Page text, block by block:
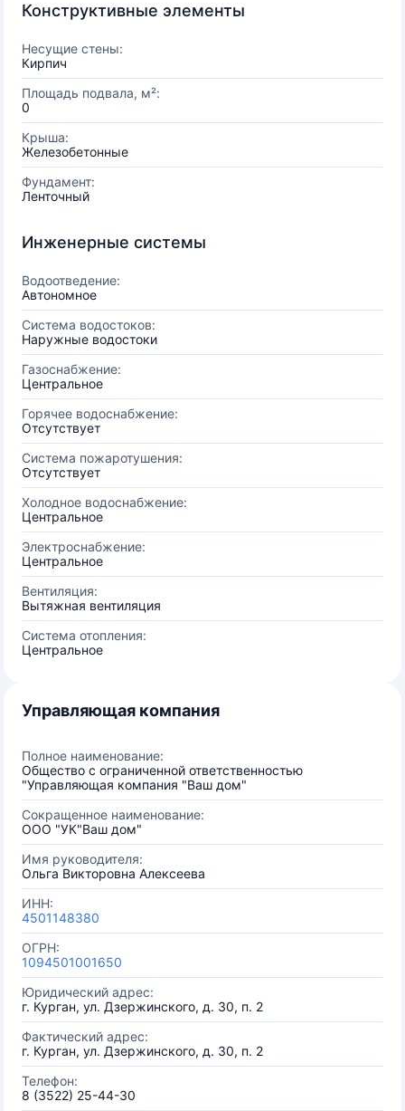
Конструктивные элементы
Несущие стены:
Кирпич
Площадь подвала, м²:
0
Крыша:
Железобетонные
Фундамент:
Ленточный
Инженерные системы
Водоотведение:
Автономное
Система водостоков:
Наружные водостоки
Газоснабжение:
Центральное
Горячее водоснабжение:
Отсутствует
Система пожаротушения:
Отсутствует
Холодное водоснабжение:
Центральное
Электроснабжение:
Центральное
Вентиляция:
Вытяжная вентиляция
Система отопления:
Центральное
Управляющая компания
Полное наименование:
Общество с ограниченной ответственностью
"Управляющая компания "Ваш дом"
Сокращенное наименование:
ООО "УК"Ваш дом"
Имя руководителя:
Ольга Викторовна Алексеева
ИНН:
4501148380
ОГРН:
1094501001650
Юридический адрес:
г. Курган, ул. Дзержинского, д. 30, п. 2
Фактический адрес:
г. Курган, ул. Дзержинского, д. 30, п. 2
Телефон:
8 (3522) 25-44-30